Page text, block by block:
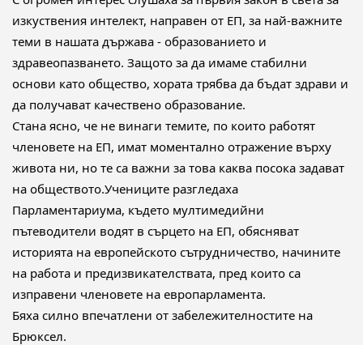
изкуствения интелект, направен от ЕП, за най-важните
теми в нашата държава - образованието и
здравеопазването. Защото за да имаме стабилни
основи като общество, хората трябва да бъдат здрави и
да получават качествено образование.
Стана ясно, че не винаги темите, по които работят
членовете на ЕП, имат моментално отражение върху
живота ни, но те са важни за това каква посока задават
на обществото.Учениците разгледаха
Парламентариума, където мултимедийни
пътеводители водят в сърцето на ЕП, обясняват
историята на европейското сътрудничество, начините
на работа и предизвикателствата, пред които са
изправени членовете на европарламента.
Бяха силно впечатлени от забележителностите на
Брюксел.